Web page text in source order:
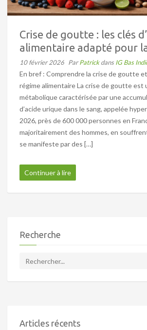
Crise de goutte : les clés
alimentaire adapté pour
10 février 2026 ParPatrickdans IG Bas
En bref : Comprendre la crise de goutte
régime alimentaire La crise de goutte est
métabolique caractérisée par une
d’acide urique dans le sang, appelée
2026, près de 600 000 personnes en
majoritairement des hommes, en
se manifeste par des […]
Continuer à lire
Recherche
Articles récents